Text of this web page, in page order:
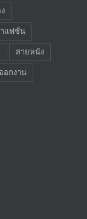
แฟชั่น
สายหนัง
อกงาน